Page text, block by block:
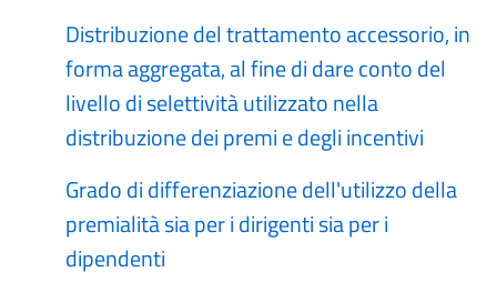
Distribuzione del trattamento accessorio, in
forma aggregata, al fine di dare conto del
livello di selettività utilizzato nella
distribuzione dei premi e degli incentivi
Grado di differenziazione dell'utilizzo della
premialità sia per i dirigenti sia per i
dipendenti